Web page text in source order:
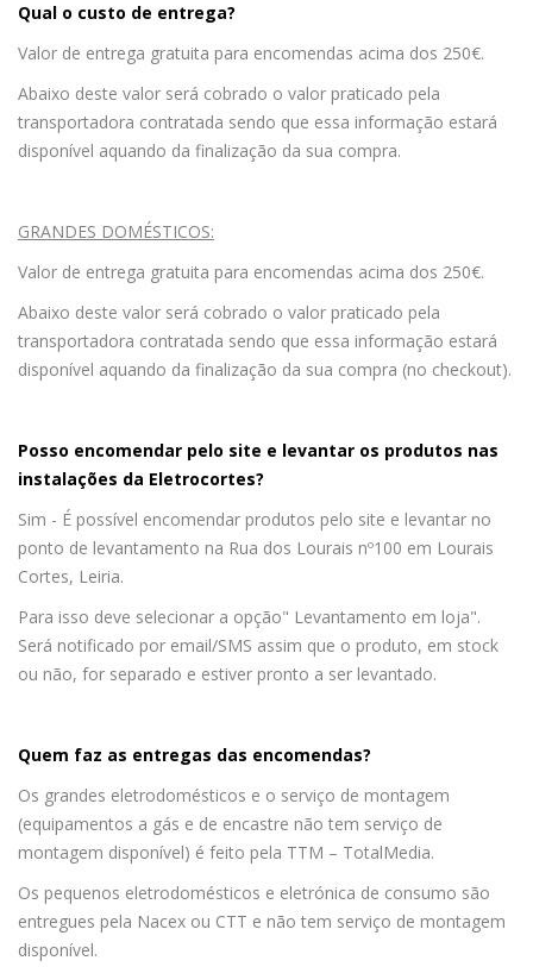
Qual o custo de entrega?
Valor de entrega gratuita para encomendas acima dos 250€.
Abaixo deste valor será cobrado o valor praticado pela
transportadora contratada sendo que essa informação estará
disponível aquando da finalização da sua compra.
GRANDES DOMÉSTICOS:
Valor de entrega gratuita para encomendas acima dos 250€.
Abaixo deste valor será cobrado o valor praticado pela
transportadora contratada sendo que essa informação estará
disponível aquando da finalização da sua compra (no checkout).
Posso encomendar pelo site e levantar os produtos nas
instalações da Eletrocortes?
Sim - É possível encomendar produtos pelo site e levantar no
ponto de levantamento na Rua dos Lourais nº100 em Lourais
Cortes, Leiria.
Para isso deve selecionar a opção" Levantamento em loja".
Será notificado por email/SMS assim que o produto, em stock
ou não, for separado e estiver pronto a ser levantado.
Quem faz as entregas das encomendas?
Os grandes eletrodomésticos e o serviço de montagem
(equipamentos a gás e de encastre não tem serviço de
montagem disponível) é feito pela TTM – TotalMedia.
Os pequenos eletrodomésticos e eletrónica de consumo são
entregues pela Nacex ou CTT e não tem serviço de montagem
disponível.